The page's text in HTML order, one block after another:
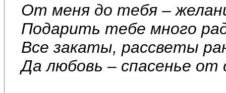
От меня до тебя –
Подарить тебе много
Все закаты, рассветы
Да любовь – спасенье